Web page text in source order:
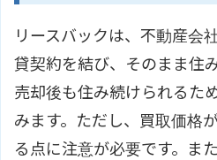
リースバックは、不動産会
貸契約を結び、そのまま住
売却後も住み続けられるた
みます。ただし、買取価格
る点に注意が必要です。ま